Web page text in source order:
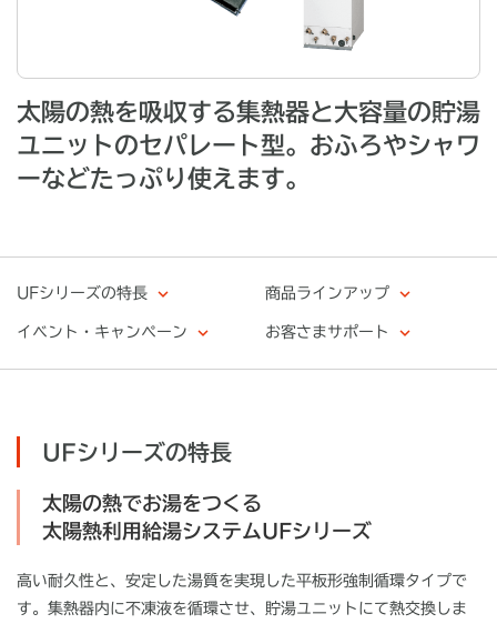
太陽の熱を吸収する集熱器と大容量の貯湯
ユニットのセパレート型。おふろやシャワ
ーなどたっぷり使えます。
UFシリーズの特長 商品ラインアップ
イベント・キャンペーン お客さまサポート
UFシリーズの特長
太陽の熱でお湯をつくる
太陽熱利用給湯システムUFシリーズ
高い耐久性と、安定した湯質を実現した平板形強制循環タイプで
す。集熱器内に不凍液を循環させ、貯湯ユニットにて熱交換しま